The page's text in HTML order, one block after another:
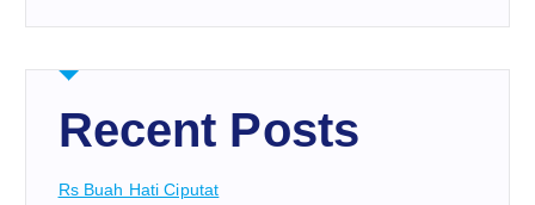
Recent Posts
Rs Buah Hati Ciputat